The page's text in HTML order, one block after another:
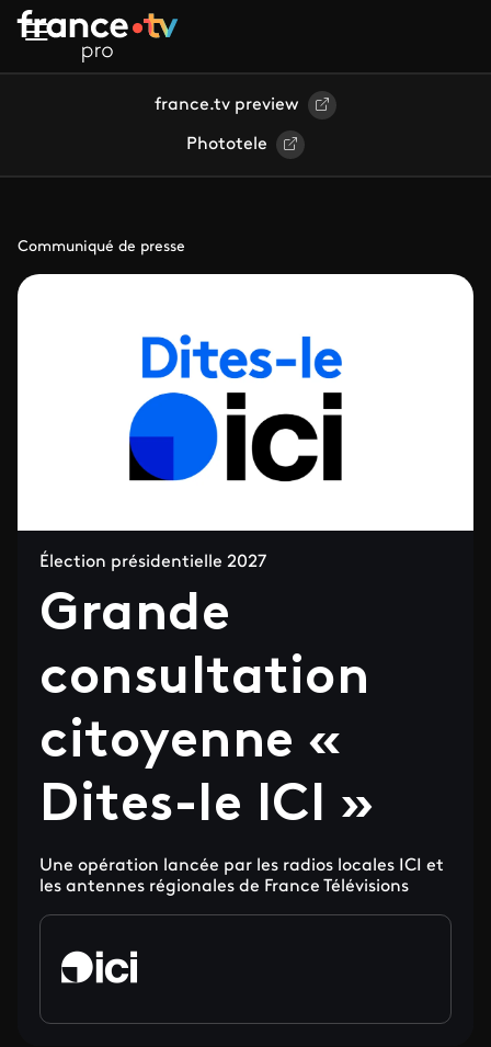
Aller au contenu principal
france.tv preview
Phototele
Communiqué de presse
Élection présidentielle 2027
Grande
consultation
citoyenne «
Dites-le ICI »
Une opération lancée par les radios locales ICI et
les antennes régionales de France Télévisions